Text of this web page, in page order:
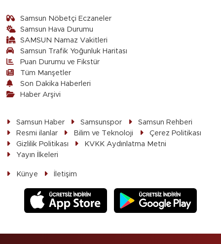
Samsun Nöbetçi Eczaneler
Samsun Hava Durumu
SAMSUN Namaz Vakitleri
Samsun Trafik Yoğunluk Haritası
Puan Durumu ve Fikstür
Tüm Manşetler
Son Dakika Haberleri
Haber Arşivi
Samsun Haber Samsunspor
Samsun Rehberi
Resmi ilanlar
Bilim ve Teknoloji
Çerez Politikası
Gizlilik Politikası
KVKK Aydınlatma Metni
Yayın İlkeleri
Künye İletişim